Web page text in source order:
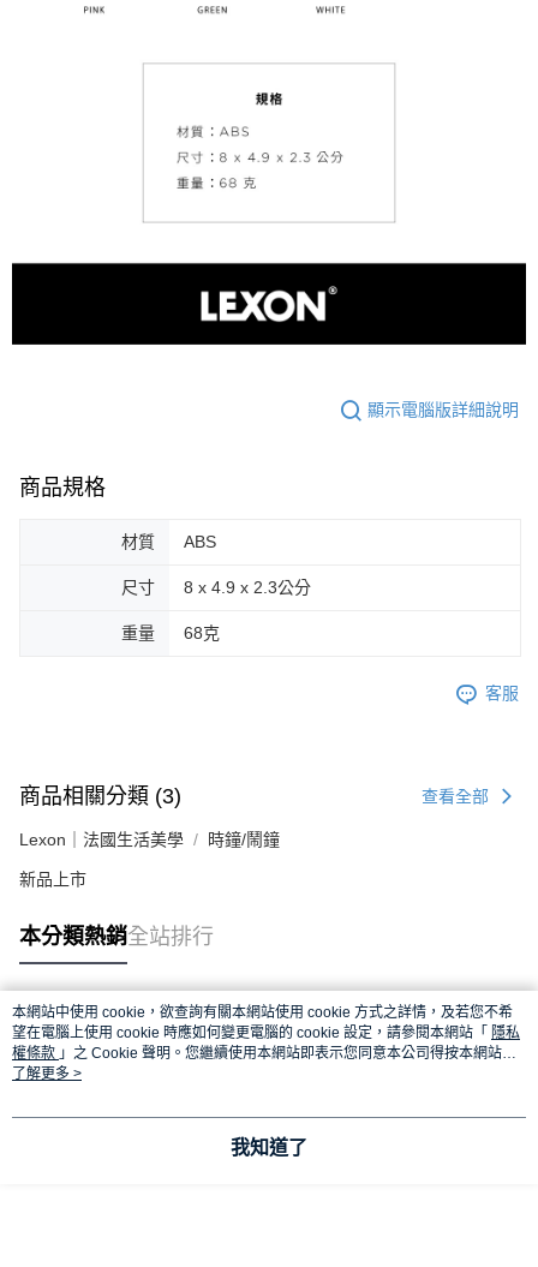
顯示電腦版詳細說明
商品規格
材質 ABS
尺寸 8 x 4.9 x 2.3公分
重量 68克
客服
商品相關分類 (3) 查看全部
Lexon｜法國生活美學 時鐘/鬧鐘
新品上市
本分類熱銷全站排行
熱門標籤
本網站中使用 cookie，欲查詢有關本網站使用 cookie 方式之詳情，及若您不希
望在電腦上使用 cookie 時應如何變更電腦的 cookie 設定，請參閱本網站「 隱私
權條款 」之 Cookie 聲明。您繼續使用本網站即表示您同意本公司得按本網站使
用條款之 Cookie 聲明使用 cookie。
了解更多 >
我知道了